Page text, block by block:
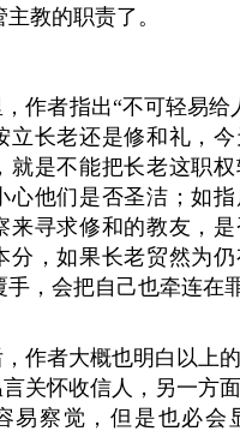
教的职责了。
，作者指出“不可轻易给
立长老还是修和礼，
就是不能把长老这职权
心他们是否圣洁；如
来寻求修和的教友，
分，如果长老贸然为
手，会把自己也牵连在
作者大概也明白以上
关怀收信人，另一方
易察觉，但是也必会